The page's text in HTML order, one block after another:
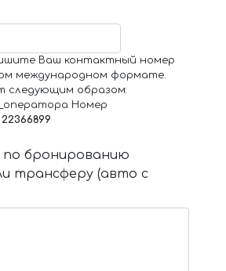
Ваш контактный номер
международном формате.
следующим образом:
Номер
22366899
бронированию
трансферу (авто с